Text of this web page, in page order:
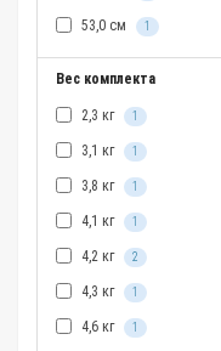
53,0 см 1
Вес комплекта
2,3 кг 1
3,1 кг 1
3,8 кг 1
4,1 кг 1
4,2 кг 2
4,3 кг 1
4,6 кг 1